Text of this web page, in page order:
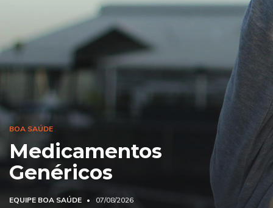
BOA SAÚDE
Medicamentos
Genéricos
EQUIPE BOA SAÚDE 07/08/2026